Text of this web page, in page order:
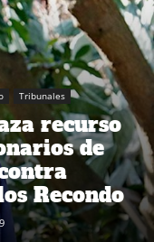
Tribunales
recurso
de
Recondo